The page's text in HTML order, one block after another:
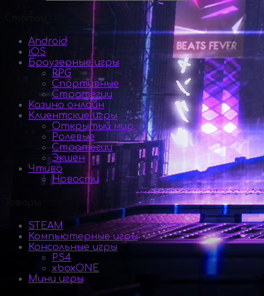
Android
iOS
Браузерные игры
RPG
Спортивные
Стратегии
Казино онлайн
Клиентские игры
Открытый мир
Ролевые
Стратегии
Экшен
Чтиво
Новости
STEAM
Компьютерные игры
Консольные игры
PS4
xboxONE
Мини игры